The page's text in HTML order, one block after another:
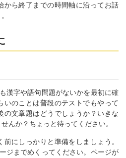
から終了までの時間軸に沿ってお話
漢字や語句問題がないかを最初に確
いのことは普段のテストでもやって
の文章題はどうでしょうか？いきな
んか？ちょっと待ってください。
にしっかりと準備をしましょう。
ジまでめくってください。ページが